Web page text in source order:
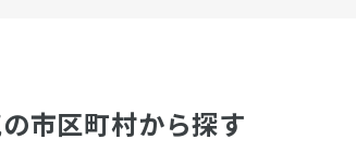
市区町村から探す